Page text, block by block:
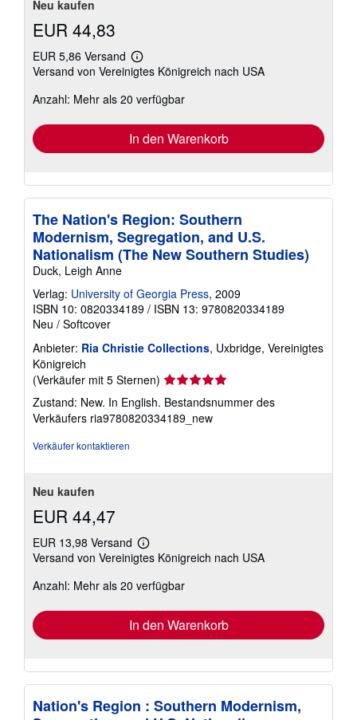
Neu kaufen
EUR 44,83
EUR 5,86 Versand
Weitere
Informationen
Versandkosten
Versand von Vereinigtes Königreich nach USA
Anzahl: Mehr als 20 verfügbar
In den Warenkorb
The Nation's Region: Southern
Modernism, Segregation, and U.S.
Nationalism (The New Southern Studies)
Duck, Leigh Anne
Verlag: University of Georgia Press, 2009
ISBN 10: 0820334189 / ISBN 13: 9780820334189
Neu / Softcover
Anbieter: Ria Christie Collections, Uxbridge, Vereinigtes
Königreich
(Verkäufer mit 5 Sternen) Verkäuferbewertung
5
von
5
Zustand: New. In English. Bestandsnummer des
Verkäufers ria9780820334189_new
Verkäufer kontaktieren
Neu kaufen
EUR 44,47
EUR 13,98 Versand
Weitere
Informationen
Versandkosten
Versand von Vereinigtes Königreich nach USA
Anzahl: Mehr als 20 verfügbar
In den Warenkorb
Nation's Region : Southern Modernism,